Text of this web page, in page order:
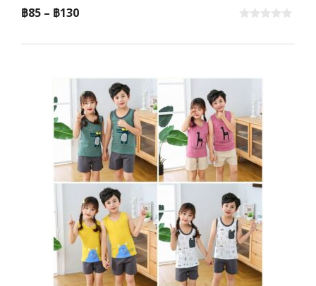
u
f
฿85 – ฿130Price
฿85
฿130